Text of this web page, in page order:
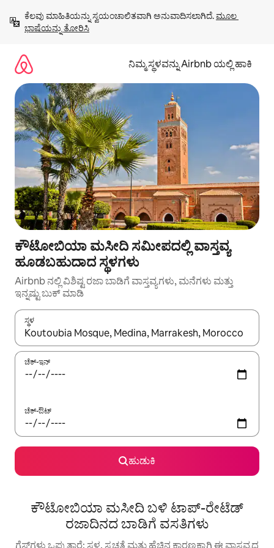
ಹೋಗಿ
ಕೆಲವು ಮಾಹಿತಿಯನ್ನು ಸ್ವಯಂಚಾಲಿತವಾಗಿ ಅನುವಾದಿಸಲಾಗಿದೆ. ಮೂಲ
ಭಾಷೆಯನ್ನು ತೋರಿಸಿ
ನಿಮ್ಮ ಸ್ಥಳವನ್ನು Airbnb ಯಲ್ಲಿ ಹಾಕಿ
ಕೌಟೋಬಿಯಾ ಮಸೀದಿ ಸಮೀಪದಲ್ಲಿ ವಾಸ್ತವ್ಯ
ಹೂಡಬಹುದಾದ ಸ್ಥಳಗಳು
Airbnb ನಲ್ಲಿ ವಿಶಿಷ್ಟ ರಜಾ ಬಾಡಿಗೆ ವಾಸ್ತವ್ಯಗಳು, ಮನೆಗಳು ಮತ್ತು
ಇನ್ನಷ್ಟು ಬುಕ್ ಮಾಡಿ
ಸ್ಥಳ
ಫಲಿತಾಂಶಗಳು ಲಭ್ಯವಿರುವಾಗ, ಅಪ್ ಮತ್ತು ಡೌನ್ ಬಾಣದ ಕೀಲಿಗಳೊಂದಿಗೆ
ಚೆಕ್-ಇನ್
ಚೆಕ್-ಔಟ್
ಹುಡುಕಿ
ಕೌಟೋಬಿಯಾ ಮಸೀದಿ ಬಳಿ ಟಾಪ್-ರೇಟೆಡ್
ರಜಾದಿನದ ಬಾಡಿಗೆ ವಸತಿಗಳು
ಗೆಸ್ಟ್‌ಗಳು ಒಪ್ಪುತ್ತಾರೆ: ಸ್ಥಳ, ಸ್ವಚ್ಛತೆ ಮತ್ತು ಹೆಚ್ಚಿನ ಕಾರಣಕ್ಕಾಗಿ ಈ ವಾಸ್ತವ್ಯದ